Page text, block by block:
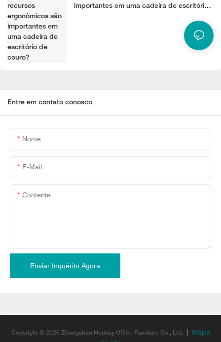
importantes em uma cadeira de escritório
Entre em contato conosco
Nome
E-Mail
Contente
Enviar Inquérito Agora
Copyright © 2026 Zhongshan Hookay Office Furniture Co., Ltd.
Mapa